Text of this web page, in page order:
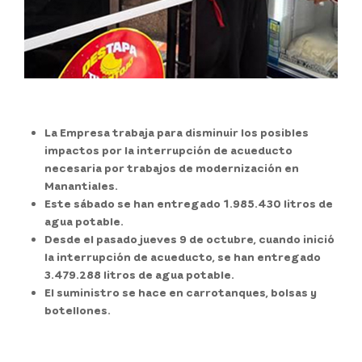
La Empresa trabaja para disminuir los posibles
impactos por la interrupción de acueducto
necesaria por trabajos de modernización en
Manantiales.
Este sábado se han entregado 1.985.430 litros de
agua potable.
Desde el pasado jueves 9 de octubre, cuando inició
la interrupción de acueducto, se han entregado
3.479.288 litros de agua potable.
El suministro se hace en carrotanques, bolsas y
botellones.